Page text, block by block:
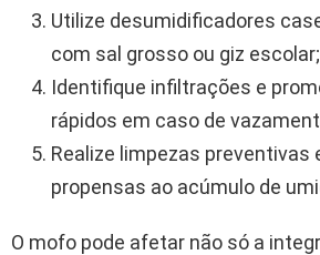
Utilize desumidificadores
com sal grosso ou giz escolar;
Identifique infiltrações e
rápidos em caso de
Realize limpezas preventivas
propensas ao acúmulo de
O mofo pode afetar não só a